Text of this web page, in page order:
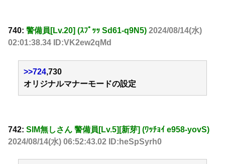
740: 警備員[Lv.20] (ｽﾌﾟｯｯ Sd61-q9N5) 2024/08/14(水)
02:01:38.34 ID:VK2ew2qMd
>>724,730
オリジナルマナーモードの設定
742: SIM無しさん 警備員[Lv.5][新芽] (ﾜｯﾁｮｲ e958-yovS)
2024/08/14(水) 06:52:43.02 ID:heSpSyrh0